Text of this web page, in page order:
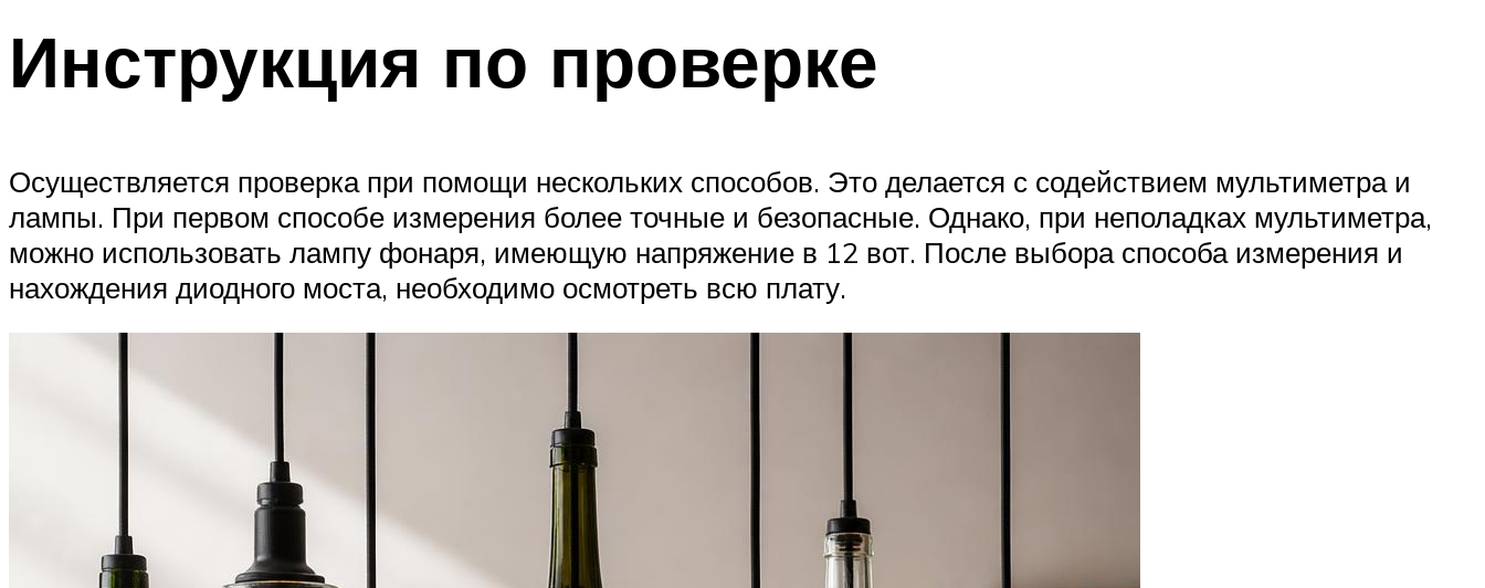
Инструкция по проверке
Осуществляется проверка при помощи нескольких способов. Это делается с содействием мультиметра и
лампы. При первом способе измерения более точные и безопасные. Однако, при неполадках мультиметра,
можно использовать лампу фонаря, имеющую напряжение в 12 вот. После выбора способа измерения и
нахождения диодного моста, необходимо осмотреть всю плату.